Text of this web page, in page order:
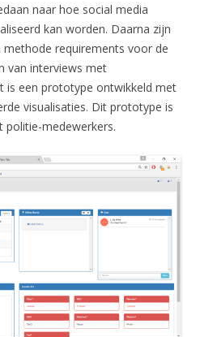
naar hoe social media
kan worden. Daarna zijn
requirements voor de
van interviews met
is een prototype ontwikkeld met
visualisaties. Dit prototype is
politie-medewerkers.